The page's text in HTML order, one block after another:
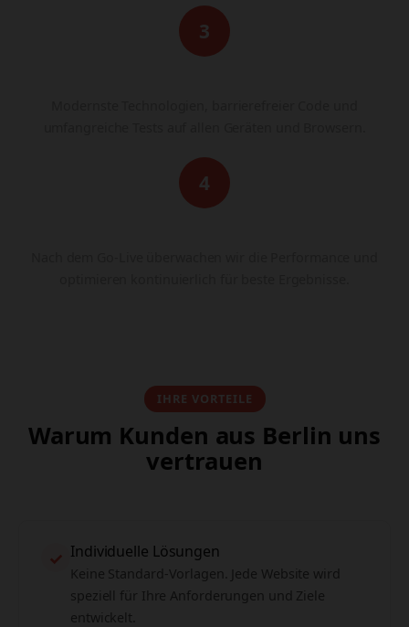
3
4
IHRE VORTEILE
Warum Kunden aus Berlin uns
vertrauen
✓ Individuelle Lösungen
Keine Standard-Vorlagen. Jede Website wird
speziell für Ihre Anforderungen und Ziele
entwickelt.